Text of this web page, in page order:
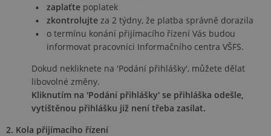
zaplaťtepoplatek
zkontrolujteza 2 týdny, že platba správně dorazila
o termínu konání přijímacího řízení Vás budou
informovat pracovníci Informačního centra VŠFS.
Dokud nekliknete na 'Podání přihlášky', můžete dělat
libovolné změny.
Kliknutím na 'Podání přihlášky' se přihláška odešle,
vytištěnou přihlášku již není třeba zasílat.
2. Kola přijímacího řízení